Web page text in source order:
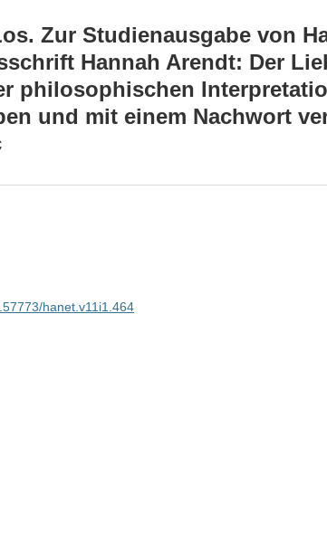
Zur Studienausgabe von
Hannah Arendt: Der
philosophischen
und mit einem Nachwort
hanet.v11i1.464